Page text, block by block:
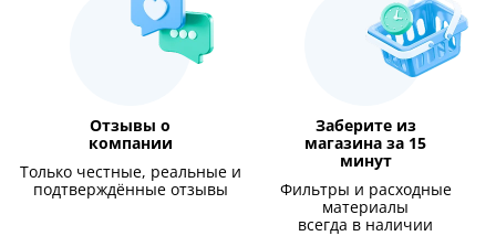
Отзывы о
компании
Только честные, реальные и
подтверждённые отзывы
Заберите из
магазина за 15
минут
Фильтры и расходные
материалы
всегда в наличии